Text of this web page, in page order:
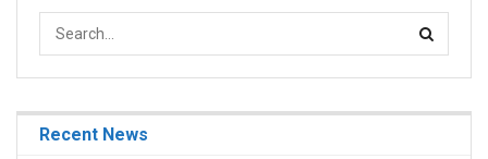
Recent News